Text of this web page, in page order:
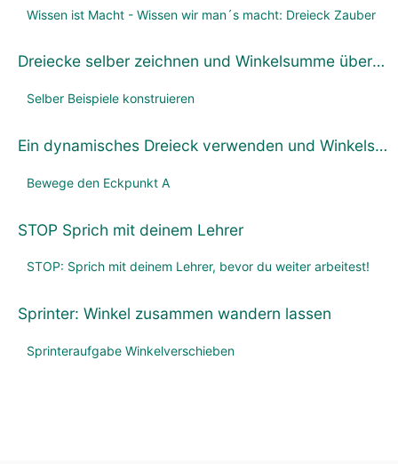
Wissen ist Macht - Wissen wir man´s macht: Dreieck Zauber
Dreiecke selber zeichnen und Winkelsumme überprüfen
Selber Beispiele konstruieren
Ein dynamisches Dreieck verwenden und Winkelsumme überprüfen
Bewege den Eckpunkt A
STOP Sprich mit deinem Lehrer
STOP: Sprich mit deinem Lehrer, bevor du weiter arbeitest!
Sprinter: Winkel zusammen wandern lassen
Sprinteraufgabe Winkelverschieben